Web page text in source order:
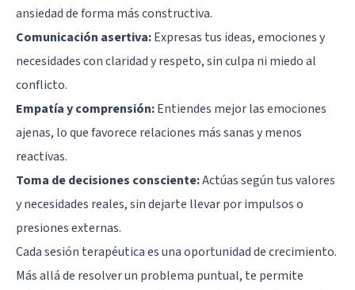
ansiedad de forma más constructiva.
Comunicación asertiva:Expresas tus ideas, emociones y
necesidades con claridad y respeto, sin culpa ni miedo al
conflicto.
Empatía y comprensión:Entiendes mejor las emociones
ajenas, lo que favorece relaciones más sanas y menos
reactivas.
Toma de decisiones consciente:Actúas según tus valores
y necesidades reales, sin dejarte llevar por impulsos o
presiones externas.
Cada sesión terapéutica es una oportunidad de crecimiento.
Más allá de resolver un problema puntual, te permite